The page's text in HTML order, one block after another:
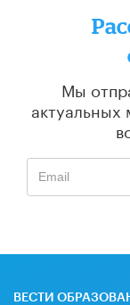
Мы
актуальных
ВЕСТИ